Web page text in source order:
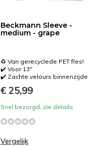
Beckmann Sleeve -
medium - grape
♻️ Van gerecyclede PET fles!
✔️ Voor 13"
✔️ Zachte velours binnenzijde
€ 25,99
Snel bezorgd, zie details
Vergelijk